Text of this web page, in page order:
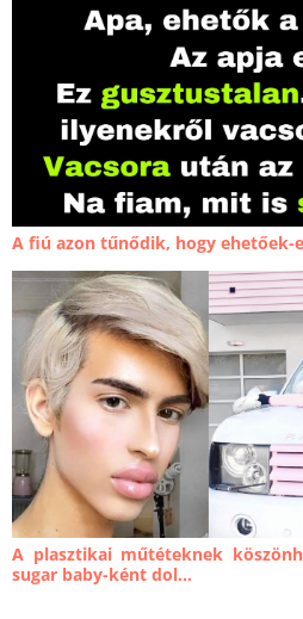
A fiú azon tűnődik, hogy ehetőek-
A plasztikai műtéteknek
sugar baby-ként dol...